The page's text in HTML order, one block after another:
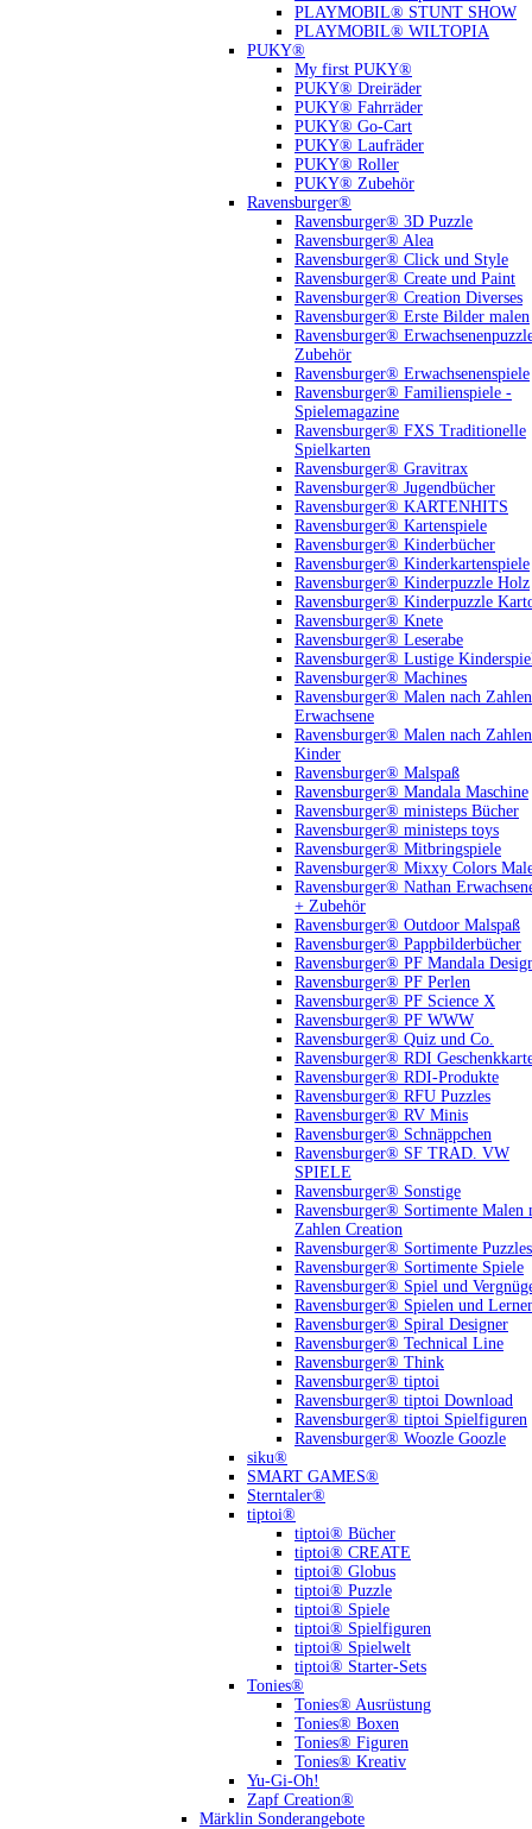
PLAYMOBIL® STUNT SHOW
PLAYMOBIL® WILTOPIA
PUKY®
My first PUKY®
PUKY® Dreiräder
PUKY® Fahrräder
PUKY® Go-Cart
PUKY® Laufräder
PUKY® Roller
PUKY® Zubehör
Ravensburger®
Ravensburger® 3D Puzzle
Ravensburger® Alea
Ravensburger® Click und Style
Ravensburger® Create und Paint
Ravensburger® Creation Diverses
Ravensburger® Erste Bilder malen
Ravensburger®
Zubehör
Ravensburger® Erwachsenenspiele
Ravensburger® Familienspiele -
Spielemagazine
Ravensburger® FXS Traditionelle
Spielkarten
Ravensburger® Gravitrax
Ravensburger® Jugendbücher
Ravensburger® KARTENHITS
Ravensburger® Kartenspiele
Ravensburger® Kinderbücher
Ravensburger® Kinderkartenspiele
Ravensburger® Kinderpuzzle Holz
Ravensburger® Kinderpuzzle
Ravensburger® Knete
Ravensburger® Leserabe
Ravensburger® Lustige
Ravensburger® Machines
Ravensburger® Malen nach Zahlen
Erwachsene
Ravensburger® Malen nach Zahlen
Kinder
Ravensburger® Malspaß
Ravensburger® Mandala Maschine
Ravensburger® ministeps Bücher
Ravensburger® ministeps toys
Ravensburger® Mitbringspiele
Ravensburger® Mixxy Colors
Ravensburger® Nathan
+ Zubehör
Ravensburger® Outdoor Malspaß
Ravensburger® Pappbilderbücher
Ravensburger® PF Mandala
Ravensburger® PF Perlen
Ravensburger® PF Science X
Ravensburger® PF WWW
Ravensburger® Quiz und Co.
Ravensburger® RDI
Ravensburger® RDI-Produkte
Ravensburger® RFU Puzzles
Ravensburger® RV Minis
Ravensburger® Schnäppchen
Ravensburger® SF TRAD. VW
SPIELE
Ravensburger® Sonstige
Ravensburger® Sortimente Malen
Zahlen Creation
Ravensburger® Sortimente Puzzles
Ravensburger® Sortimente Spiele
Ravensburger® Spiel und
Ravensburger® Spielen und
Ravensburger® Spiral Designer
Ravensburger® Technical Line
Ravensburger® Think
Ravensburger® tiptoi
Ravensburger® tiptoi Download
Ravensburger® tiptoi Spielfiguren
Ravensburger® Woozle Goozle
siku®
SMART GAMES®
Sterntaler®
tiptoi®
tiptoi® Bücher
tiptoi® CREATE
tiptoi® Globus
tiptoi® Puzzle
tiptoi® Spiele
tiptoi® Spielfiguren
tiptoi® Spielwelt
tiptoi® Starter-Sets
Tonies®
Tonies® Ausrüstung
Tonies® Boxen
Tonies® Figuren
Tonies® Kreativ
Yu-Gi-Oh!
Zapf Creation®
Märklin Sonderangebote